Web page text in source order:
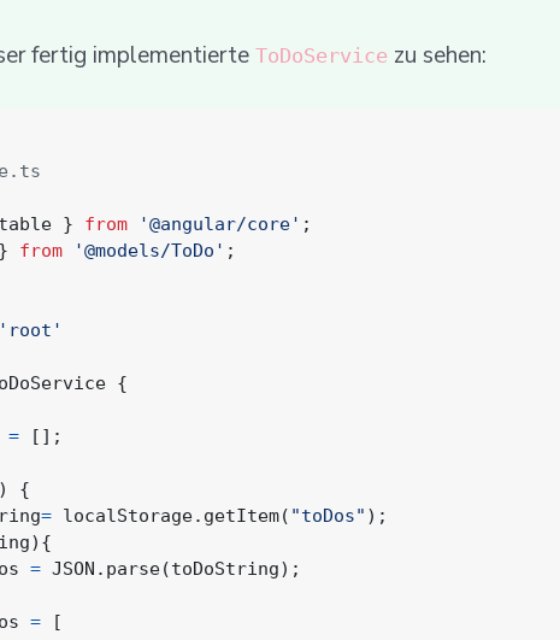
fertig implementierte ToDoService zu sehen:
} from '@angular/core' ;
} from '@models/ToDo' ;
'root'
{
= [];
{
= localStorage. getItem( "toDos" );
){
= JSON . parse(toDoString);
=
[